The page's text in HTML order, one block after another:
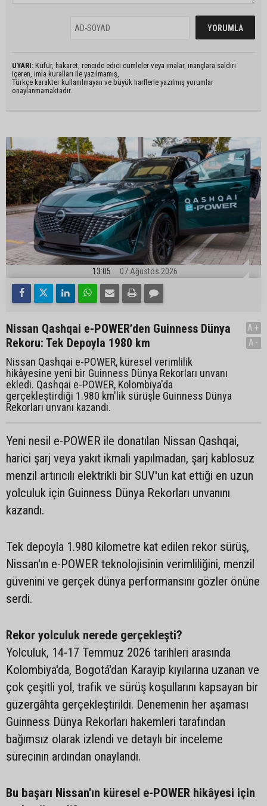
UYARI: Küfür, hakaret, rencide edici cümleler veya imalar, inançlara saldırı
içeren, imla kuralları ile yazılmamış,
Türkçe karakter kullanılmayan ve büyük harflerle yazılmış yorumlar
onaylanmamaktadır.
13:05 07 Ağustos 2026
Nissan Qashqai e-POWER’den Guinness Dünya
Rekoru: Tek Depoyla 1980 km
Nissan Qashqai e-POWER, küresel verimlilik
hikâyesine yeni bir Guinness Dünya Rekorları unvanı
ekledi. Qashqai e-POWER, Kolombiya'da
gerçekleştirdiği 1.980 km'lik sürüşle Guinness Dünya
Rekorları unvanı kazandı.
A+
A-
Yeni nesil e-POWER ile donatılan Nissan Qashqai,
harici şarj veya yakıt ikmali yapılmadan, şarj kablosuz
menzil artırıcılı elektrikli bir SUV'un kat ettiği en uzun
yolculuk için Guinness Dünya Rekorları unvanını
kazandı.
Tek depoyla 1.980 kilometre kat edilen rekor sürüş,
Nissan'ın e-POWER teknolojisinin verimliliğini, menzil
güvenini ve gerçek dünya performansını gözler önüne
serdi.
Rekor yolculuk nerede gerçekleşti?
Yolculuk, 14-17 Temmuz 2026 tarihleri arasında
Kolombiya'da, Bogotá'dan Karayip kıyılarına uzanan ve
çok çeşitli yol, trafik ve sürüş koşullarını kapsayan bir
güzergâhta gerçekleştirildi. Denemenin her aşaması
Guinness Dünya Rekorları hakemleri tarafından
bağımsız olarak izlendi ve detaylı bir inceleme
sürecinin ardından onaylandı.
Bu başarı Nissan'ın küresel e-POWER hikâyesi için